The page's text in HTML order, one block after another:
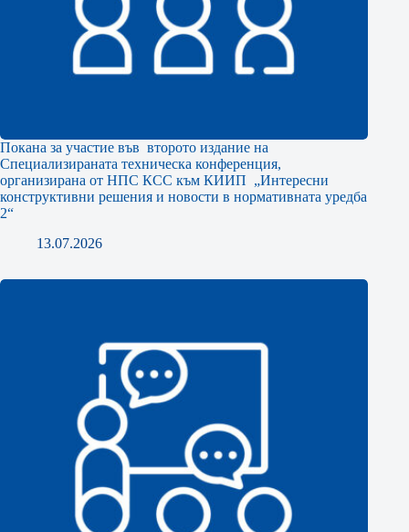
Покана за участие във второто издание на
Специализираната техническа конференция,
организирана от НПС КСС към КИИП „Интересни
конструктивни решения и новости в нормативната уредба
2“
13.07.2026